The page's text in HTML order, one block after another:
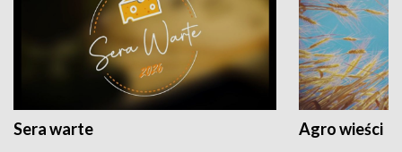
Sera warte Agro wieści